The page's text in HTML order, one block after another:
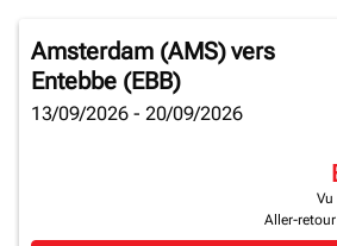
Amsterdam (AMS)vers
Entebbe (EBB)
13/09/2026 - 20/09/2026
Vu
Aller-retour